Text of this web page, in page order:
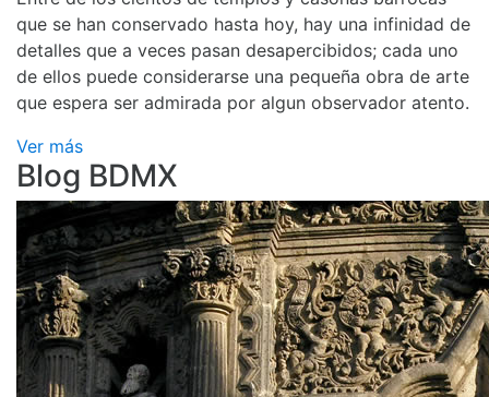
que se han conservado hasta hoy, hay una infinidad de
detalles que a veces pasan desapercibidos; cada uno
de ellos puede considerarse una pequeña obra de arte
que espera ser admirada por algun observador atento.
Ver más
Blog BDMX